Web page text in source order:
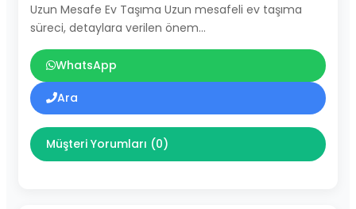
Uzun Mesafe Ev Taşıma Uzun mesafeli ev taşıma
süreci, detaylara verilen önem…
WhatsApp
Ara
Müşteri Yorumları (0)